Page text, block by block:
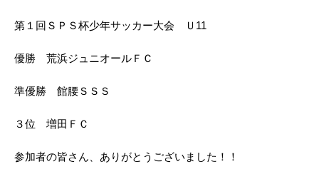
第１回ＳＰＳ杯少年サッカー大会 Ｕ11
優勝 荒浜ジュニオールＦＣ
準優勝 館腰ＳＳＳ
３位 増田ＦＣ
参加者の皆さん、ありがとうございました！！